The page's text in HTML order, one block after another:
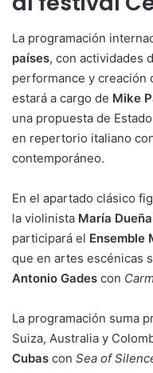
La programación
países, con actividades
performance y creación
estará a cargo de Mike
una propuesta de
en repertorio italiano
contemporáneo.
En el apartado clásico
la violinista María
participará el Ensemble
que en artes escénicas
Antonio Gades con
La programación suma
Suiza, Australia y
Cubas con Sea of